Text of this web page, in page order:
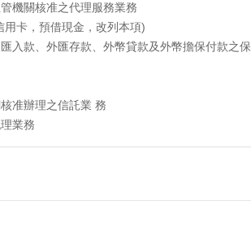
機關核准之代理服務業務
卡，預借現金，改列本項)
入款、外匯存款、外幣貸款及外幣擔保付款之保
准辦理之信託業 務
業務